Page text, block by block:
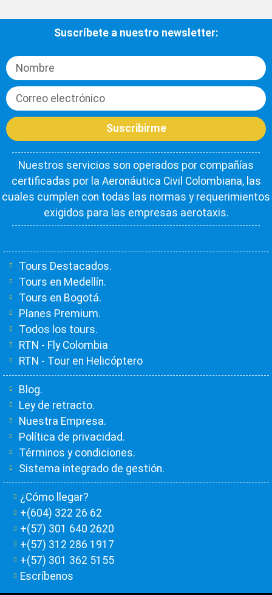
Suscríbete a nuestro newsletter:
Suscribirme
Nuestros servicios son operados por compañías
certificadas por la Aeronáutica Civil Colombiana, las
cuales cumplen con todas las normas y requerimientos
exigidos para las empresas aerotaxis.
Tours Destacados.
Tours en Medellín.
Tours en Bogotá.
Planes Premium.
Todos los tours.
RTN - Fly Colombia
RTN - Tour en Helicóptero
Blog.
Ley de retracto.
Nuestra Empresa.
Política de privacidad.
Términos y condiciones.
Sistema integrado de gestión.
¿Cómo llegar?
+(604) 322 26 62
+(57) 301 640 2620
+(57) 312 286 1917
+(57) 301 362 5155
Escríbenos